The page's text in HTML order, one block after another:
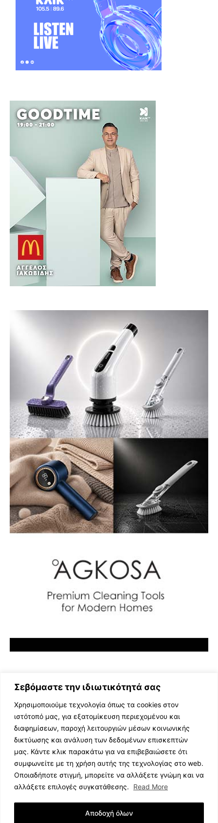
Σεβόμαστε την ιδιωτικότητά σας
Χρησιμοποιούμε τεχνολογία όπως τα cookies στον
ιστότοπό μας, για εξατομίκευση περιεχομένου και
διαφημίσεων, παροχή λειτουργιών μέσων κοινωνικής
δικτύωσης και ανάλυση των δεδομένων επισκεπτών
μας. Κάντε κλικ παρακάτω για να επιβεβαιώσετε ότι
συμφωνείτε με τη χρήση αυτής της τεχνολογίας στο web.
Οποιαδήποτε στιγμή, μπορείτε να αλλάξετε γνώμη και να
αλλάξετε επιλογές συγκατάθεσης.
Read More
Αποδοχή όλων
ΕΛΛΗΝΙΚΗ ΜΟΥΣΙΚΗ
TV SHOWS
EVENTS
ΘΕΑΤΡΟ
ΔΙΑΓΩΝΙΣΜΟΙ
STOA CULTURA